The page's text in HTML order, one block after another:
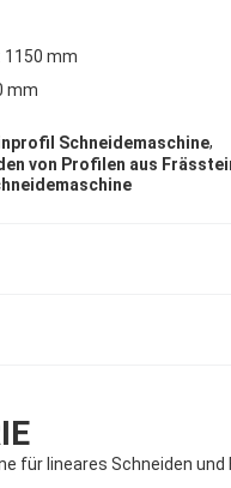
1150 mm
mm
Schneidemaschine,
von Profilen aus
für lineares Schneiden und